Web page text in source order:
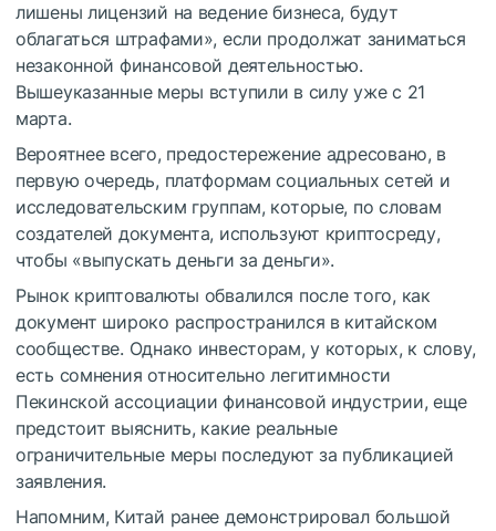
лишены лицензий на ведение бизнеса, будут
облагаться штрафами», если продолжат заниматься
незаконной финансовой деятельностью.
Вышеуказанные меры вступили в силу уже c 21
марта.
Вероятнее всего, предостережение адресовано, в
первую очередь, платформам социальных сетей и
исследовательским группам, которые, по словам
создателей документа, используют криптосреду,
чтобы «выпускать деньги за деньги».
Рынок криптовалюты обвалился после того, как
документ широко распространился в китайском
сообществе. Однако инвесторам, у которых, к слову,
есть сомнения относительно легитимности
Пекинской ассоциации финансовой индустрии, еще
предстоит выяснить, какие реальные
ограничительные меры последуют за публикацией
заявления.
Напомним, Китай ранее демонстрировал большой